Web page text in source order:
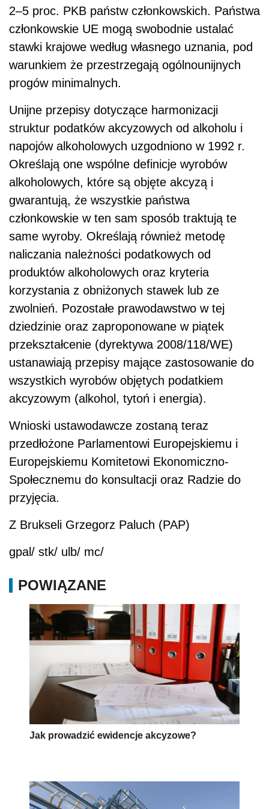
2–5 proc. PKB państw członkowskich. Państwa
członkowskie UE mogą swobodnie ustalać
stawki krajowe według własnego uznania, pod
warunkiem że przestrzegają ogólnounijnych
progów minimalnych.
Unijne przepisy dotyczące harmonizacji
struktur podatków akcyzowych od alkoholu i
napojów alkoholowych uzgodniono w 1992 r.
Określają one wspólne definicje wyrobów
alkoholowych, które są objęte akcyzą i
gwarantują, że wszystkie państwa
członkowskie w ten sam sposób traktują te
same wyroby. Określają również metodę
naliczania należności podatkowych od
produktów alkoholowych oraz kryteria
korzystania z obniżonych stawek lub ze
zwolnień. Pozostałe prawodawstwo w tej
dziedzinie oraz zaproponowane w piątek
przekształcenie (dyrektywa 2008/118/WE)
ustanawiają przepisy mające zastosowanie do
wszystkich wyrobów objętych podatkiem
akcyzowym (alkohol, tytoń i energia).
Wnioski ustawodawcze zostaną teraz
przedłożone Parlamentowi Europejskiemu i
Europejskiemu Komitetowi Ekonomiczno-
Społecznemu do konsultacji oraz Radzie do
przyjęcia.
Z Brukseli Grzegorz Paluch (PAP)
gpal/ stk/ ulb/ mc/
POWIĄZANE
Jak prowadzić ewidencje akcyzowe?